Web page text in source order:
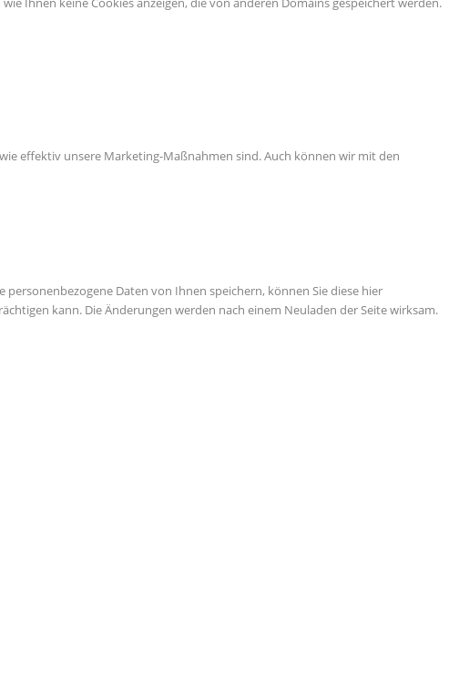
effektiv unsere Marketing-Maßnahmen sind. Auch können wir mit den
Daten von Ihnen speichern, können Sie diese hier
kann. Die Änderungen werden nach einem Neuladen der Seite wirksam.